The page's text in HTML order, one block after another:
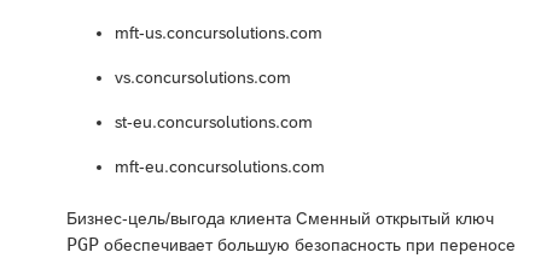
mft-us.concursolutions.com
vs.concursolutions.com
st-eu.concursolutions.com
mft-eu.concursolutions.com
Бизнес-цель/выгода клиента Сменный открытый ключ
PGP обеспечивает большую безопасность при переносе